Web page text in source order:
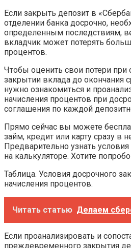
Если закрыть депозит в
отделении банка досрочно,
определенным последствиям,
вкладчик может потерять
процентов.
Чтобы оценить свои потери при
закрытии вклада до окончания
нужно ознакомиться и
начисления процентов при
соглашения по каждой
Прямо сейчас вы можете
займ, кредит или карту сразу в
Предварительно узнать условия
на калькуляторе. Хотите
Таблица. Условия досрочного
начисления процентов.
Читать статью Делаем
Если проанализировать и
преждевременного закрытия